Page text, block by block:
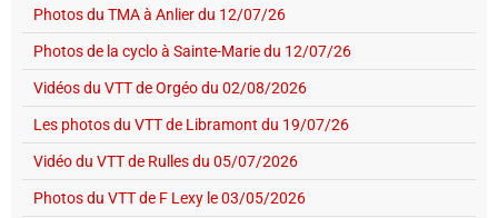
Photos du TMA à Anlier du 12/07/26
Photos de la cyclo à Sainte-Marie du 12/07/26
Vidéos du VTT de Orgéo du 02/08/2026
Les photos du VTT de Libramont du 19/07/26
Vidéo du VTT de Rulles du 05/07/2026
Photos du VTT de F Lexy le 03/05/2026